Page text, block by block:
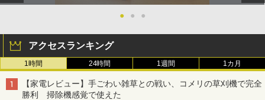
● ● ●
アクセスランキング
1時間 24時間 1週間 1カ月
【家電レビュー】手ごわい雑草との戦い、コメリの草刈機で完全
勝利 掃除機感覚で使えた